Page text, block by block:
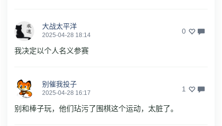
大战太平洋
2025-04-28 18:14 0
我决定以个人名义参赛
别催我投子
2025-04-28 16:17 1
别和棒子玩，他们玷污了围棋这个运动，太脏了。